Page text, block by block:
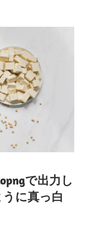
で出力し
に真っ白